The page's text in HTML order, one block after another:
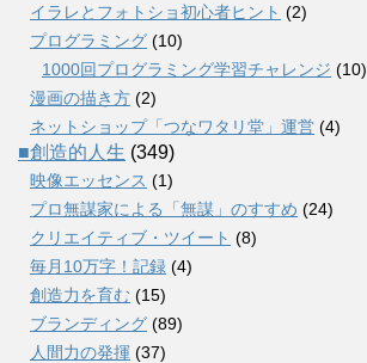
イラレとフォトショ初心者ヒント (2)
プログラミング (10)
1000回プログラミング学習チャレンジ (10)
漫画の描き方 (2)
ネットショップ「つなワタリ堂」運営 (4)
■創造的人生 (349)
映像エッセンス (1)
プロ無謀家による「無謀」のすすめ (24)
クリエイティブ・ツイート (8)
毎月10万字！記録 (4)
創造力を育む (15)
ブランディング (89)
人間力の発揮 (37)